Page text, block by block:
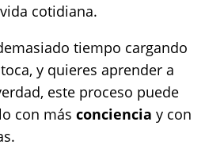
cotidiana.
tiempo cargando
y quieres aprender a
este proceso puede
con más conciencia y con